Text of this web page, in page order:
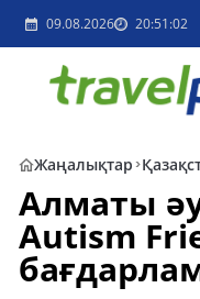
09.08.2026 20:51:02
Жаңалықтар
Алматы
Autism